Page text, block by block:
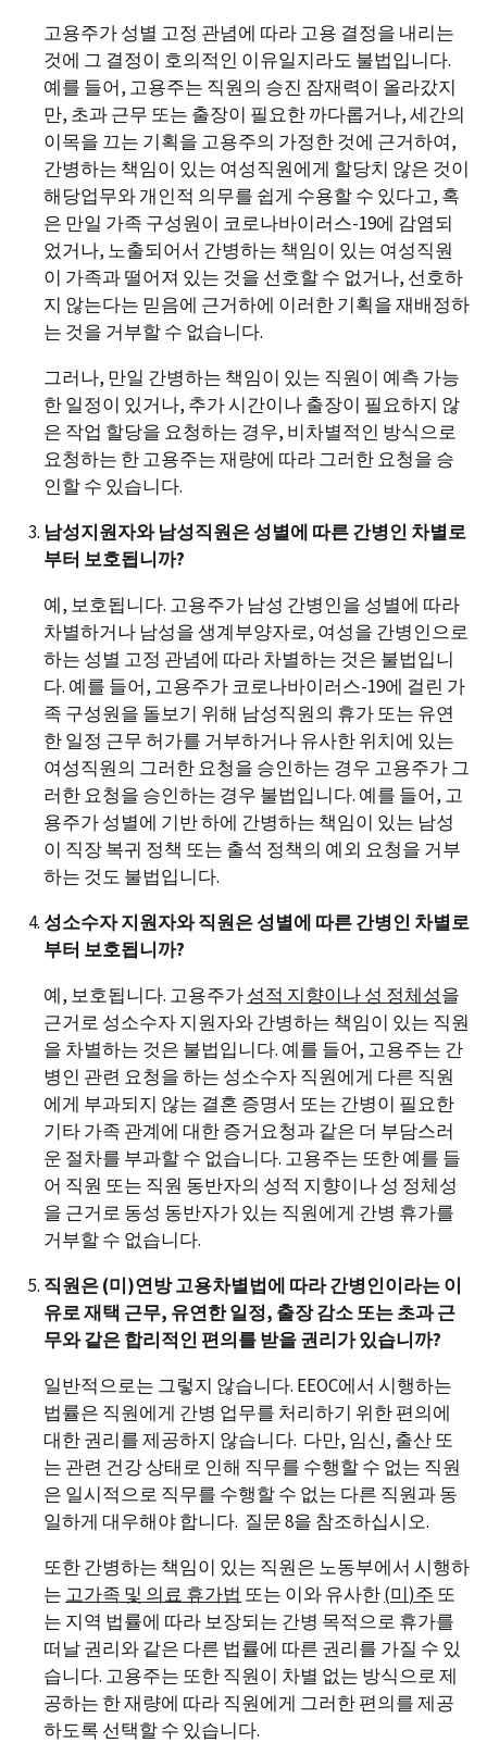
고용주가 성별 고정 관념에 따라 고용 결정을 내리는
것에 그 결정이 호의적인 이유일지라도 불법입니다.
예를 들어, 고용주는 직원의 승진 잠재력이 올라갔지
만, 초과 근무 또는 출장이 필요한 까다롭거나, 세간의
이목을 끄는 기획을 고용주의 가정한 것에 근거하여,
간병하는 책임이 있는 여성직원에게 할당치 않은 것이
해당업무와 개인적 의무를 쉽게 수용할 수 있다고, 혹
은 만일 가족 구성원이 코로나바이러스-19에 감염되
었거나, 노출되어서 간병하는 책임이 있는 여성직원
이 가족과 떨어져 있는 것을 선호할 수 없거나, 선호하
지 않는다는 믿음에 근거하에 이러한 기획을 재배정하
는 것을 거부할 수 없습니다.
그러나, 만일 간병하는 책임이 있는 직원이 예측 가능
한 일정이 있거나, 추가 시간이나 출장이 필요하지 않
은 작업 할당을 요청하는 경우, 비차별적인 방식으로
요청하는 한 고용주는 재량에 따라 그러한 요청을 승
인할 수 있습니다.
남성지원자와 남성직원은 성별에 따른 간병인 차별로
부터 보호됩니까?
예, 보호됩니다. 고용주가 남성 간병인을 성별에 따라
차별하거나 남성을 생계부양자로, 여성을 간병인으로
하는 성별 고정 관념에 따라 차별하는 것은 불법입니
다. 예를 들어, 고용주가 코로나바이러스-19에 걸린 가
족 구성원을 돌보기 위해 남성직원의 휴가 또는 유연
한 일정 근무 허가를 거부하거나 유사한 위치에 있는
여성직원의 그러한 요청을 승인하는 경우 고용주가 그
러한 요청을 승인하는 경우 불법입니다. 예를 들어, 고
용주가 성별에 기반 하에 간병하는 책임이 있는 남성
이 직장 복귀 정책 또는 출석 정책의 예외 요청을 거부
하는 것도 불법입니다.
성소수자 지원자와 직원은 성별에 따른 간병인 차별로
부터 보호됩니까?
예, 보호됩니다. 고용주가성적 지향이나 성 정체성을
근거로 성소수자 지원자와 간병하는 책임이 있는 직원
을 차별하는 것은 불법입니다. 예를 들어, 고용주는 간
병인 관련 요청을 하는 성소수자 직원에게 다른 직원
에게 부과되지 않는 결혼 증명서 또는 간병이 필요한
기타 가족 관계에 대한 증거요청과 같은 더 부담스러
운 절차를 부과할 수 없습니다. 고용주는 또한 예를 들
어 직원 또는 직원 동반자의 성적 지향이나 성 정체성
을 근거로 동성 동반자가 있는 직원에게 간병 휴가를
거부할 수 없습니다.
직원은 (미)연방 고용차별법에 따라 간병인이라는 이
유로 재택 근무, 유연한 일정, 출장 감소 또는 초과 근
무와 같은 합리적인 편의를 받을 권리가 있습니까?
일반적으로는 그렇지 않습니다. EEOC에서 시행하는
법률은 직원에게 간병 업무를 처리하기 위한 편의에
대한 권리를 제공하지 않습니다. 다만, 임신, 출산 또
는 관련 건강 상태로 인해 직무를 수행할 수 없는 직원
은 일시적으로 직무를 수행할 수 없는 다른 직원과 동
일하게 대우해야 합니다. 질문 8을 참조하십시오.
또한 간병하는 책임이 있는 직원은 노동부에서 시행하
는 고가족 및 의료 휴가법 또는 이와 유사한(미)주 또
는 지역 법률에 따라 보장되는 간병 목적으로 휴가를
떠날 권리와 같은 다른 법률에 따른 권리를 가질 수 있
습니다. 고용주는 또한 직원이 차별 없는 방식으로 제
공하는 한 재량에 따라 직원에게 그러한 편의를 제공
하도록 선택할 수 있습니다.